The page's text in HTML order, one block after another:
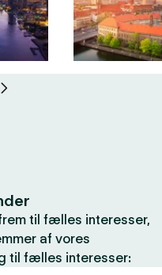
til fælles interesser,
af vores
til fælles interesser: